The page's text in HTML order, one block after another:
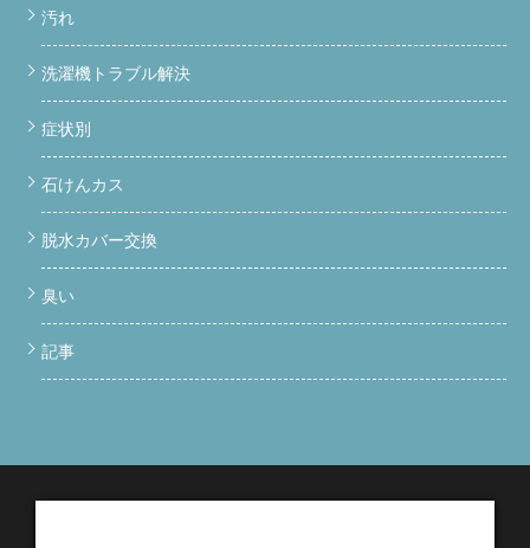
汚れ
洗濯機トラブル解決
症状別
石けんカス
脱水カバー交換
臭い
記事